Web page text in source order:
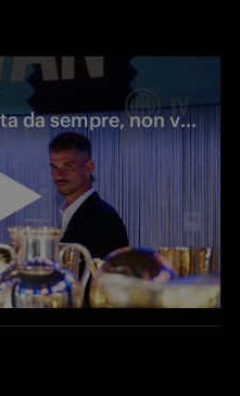
Provedel: "Sono interista da sempre, non vedo l'ora di iniziare!"